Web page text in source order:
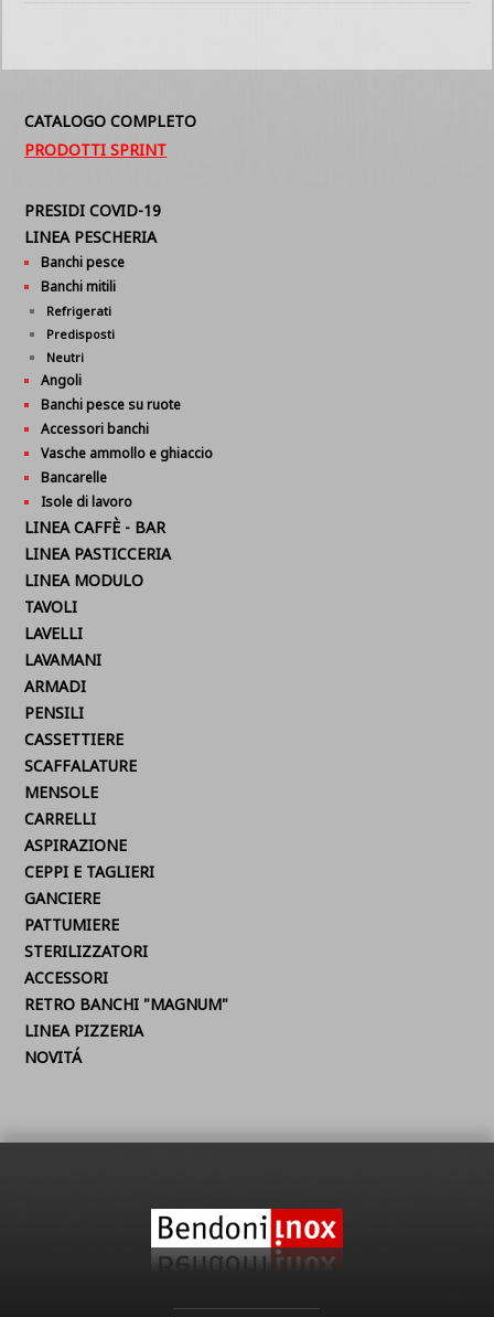
CATALOGO COMPLETO
PRODOTTI SPRINT
PRESIDI COVID-19
LINEA PESCHERIA
Banchi pesce
Banchi mitili
Refrigerati
Predisposti
Neutri
Angoli
Banchi pesce su ruote
Accessori banchi
Vasche ammollo e ghiaccio
Bancarelle
Isole di lavoro
LINEA CAFFÈ - BAR
LINEA PASTICCERIA
LINEA MODULO
TAVOLI
LAVELLI
LAVAMANI
ARMADI
PENSILI
CASSETTIERE
SCAFFALATURE
MENSOLE
CARRELLI
ASPIRAZIONE
CEPPI E TAGLIERI
GANCIERE
PATTUMIERE
STERILIZZATORI
ACCESSORI
RETRO BANCHI "MAGNUM"
LINEA PIZZERIA
NOVITÁ